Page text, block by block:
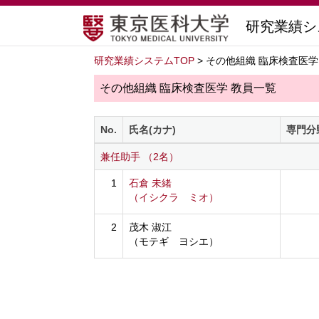
研究業績
研究業績システムTOP > その他組織 臨床検査医学
その他組織 臨床検査医学 教員一覧
No. 氏名(カナ) 専門分
兼任助手 （2名）
1
石倉 未緒
（イシクラ ミオ）
2
茂木 淑江
（モテギ ヨシエ）